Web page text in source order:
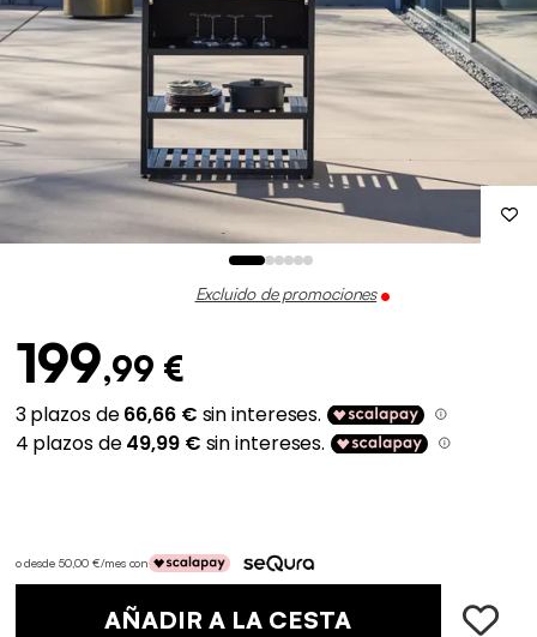
Excluido de promociones
199,99 €
o desde 50,00 €/mes con
AÑADIR A LA CESTA